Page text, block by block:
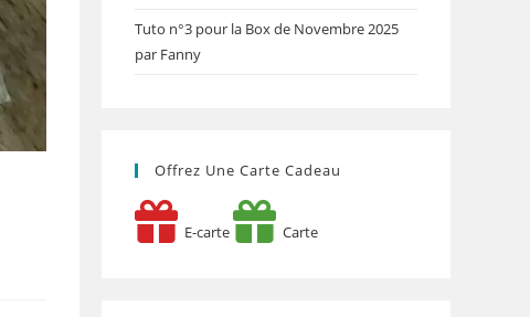
Tuto n°3 pour la Box de Novembre 2025
par Fanny
Offrez Une Carte Cadeau
E-carte Carte